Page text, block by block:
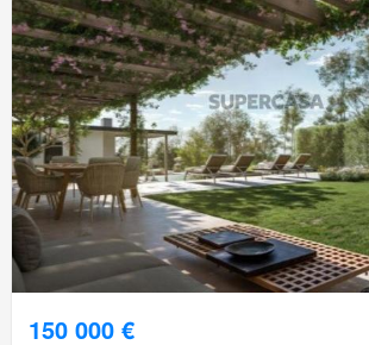
150 000 €